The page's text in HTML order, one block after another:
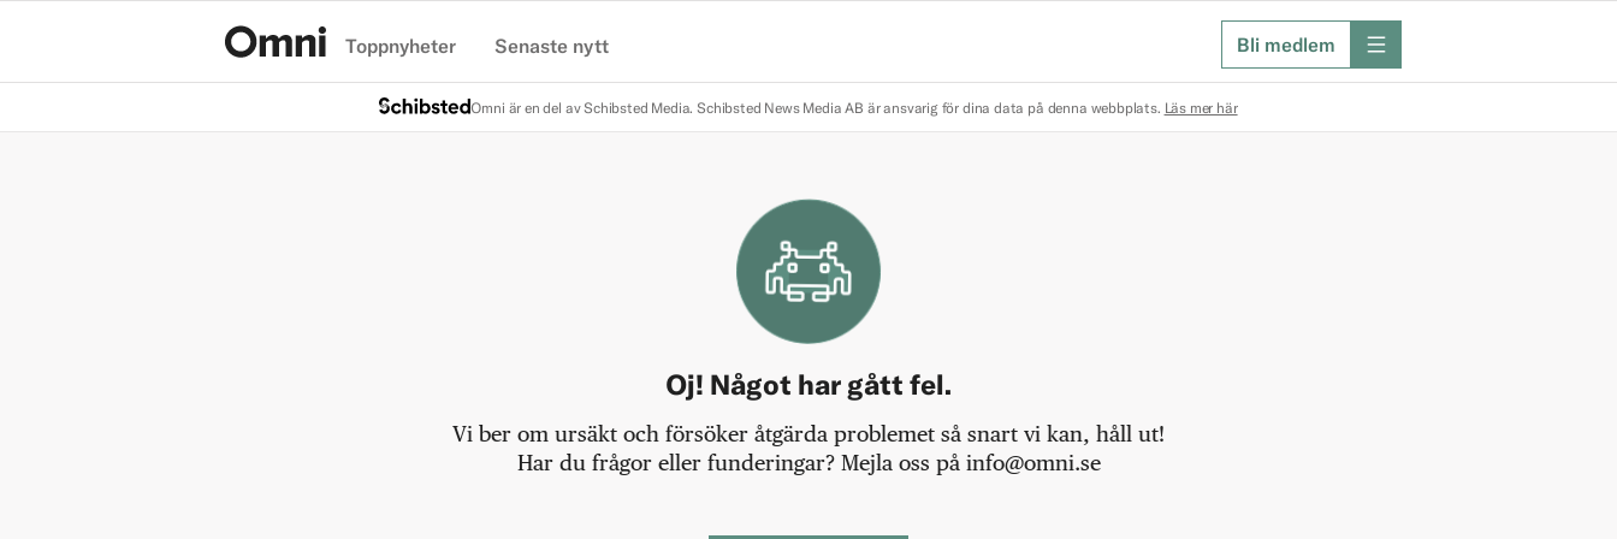
Toppnyheter Senaste nytt Bli medlem meny
Omni är en del av Schibsted Media. Schibsted News Media AB är ansvarig för dina data på denna webbplats. Läs mer här
Oj! Något har gått fel.
Vi ber om ursäkt och försöker åtgärda problemet så snart vi kan, håll ut!
Har du frågor eller funderingar? Mejla oss på info@omni.se